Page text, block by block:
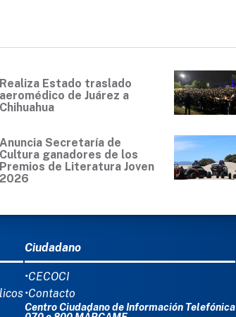
Realiza Estado traslado
aeromédico de Juárez a
Chihuahua
Anuncia Secretaría de
Cultura ganadores de los
Premios de Literatura Joven
2026
Ciudadano
•CECOCI
•Contacto
Centro Ciudadano de Información Telefónica